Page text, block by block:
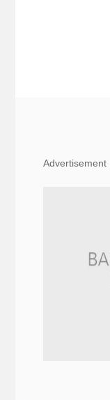
Advertisement